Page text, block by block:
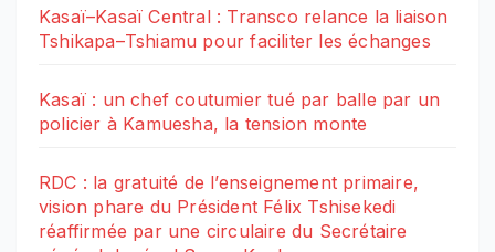
Kasaï–Kasaï Central : Transco relance la liaison
Tshikapa–Tshiamu pour faciliter les échanges
Kasaï : un chef coutumier tué par balle par un
policier à Kamuesha, la tension monte
RDC : la gratuité de l’enseignement primaire,
vision phare du Président Félix Tshisekedi
réaffirmée par une circulaire du Secrétaire